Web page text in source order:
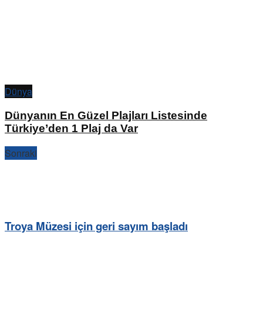
Dünya
Dünyanın En Güzel Plajları Listesinde
Türkiye’den 1 Plaj da Var
Sonraki
Troya Müzesi için geri sayım başladı